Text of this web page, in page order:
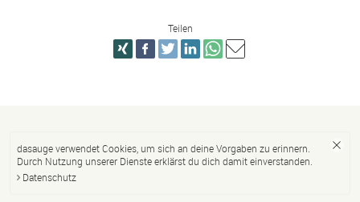
Teilen
dasauge verwendet Cookies, um sich an deine Vorgaben zu erinnern.
Durch Nutzung unserer Dienste erklärst du dich damit einverstanden.
Datenschutz